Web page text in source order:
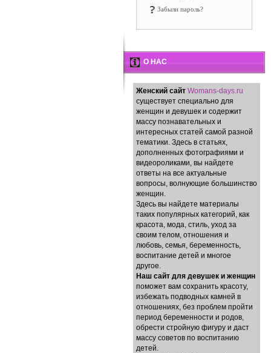
Забыли пароль?
О НАС
Женский сайт Womans-days.ru
существует специально для
женщин и девушек и содержит
массу познавательных и
интересных статей самой разной
тематики. Здесь в статьях,
дополненных фотографиями и
видеороликами, вы найдете
ответы на все актуальные
вопросы, волнующие большинство
женщин.
Здесь вы найдете материалы
таких популярных категорий, как
красота, мода, стиль, уход за
своим телом, отношения и
любовь, семья, беременность,
воспитание детей и многое
другое.
Наш сайт для девушек и женщин
поможет вам сохранить красоту,
избежать подводных камней в
отношениях, без проблем пройти
период беременности и родов,
обрести стройную фигуру и даст
массу советов по воспитанию
детей.